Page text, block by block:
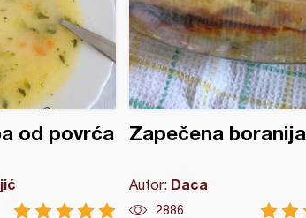
od povrća Zapečena boranija
Autor: Daca
2886